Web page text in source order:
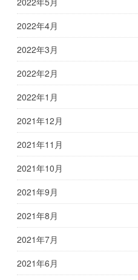
2022年4月
2022年3月
2022年2月
2022年1月
2021年12月
2021年11月
2021年10月
2021年9月
2021年8月
2021年7月
2021年6月